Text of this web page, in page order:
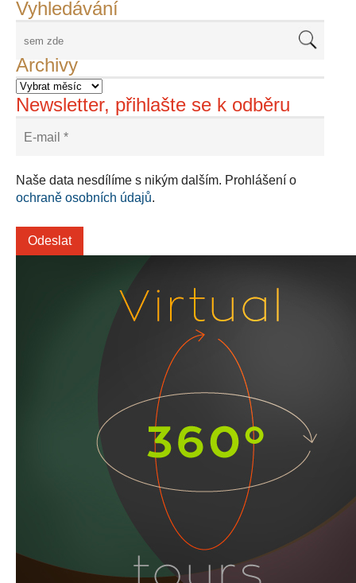
Vyhledávání
Archivy
Newsletter, přihlašte se k odběru
Naše data nesdílíme s nikým dalším. Prohlášení o
ochraně osobních údajů.
FotoVideo.cz